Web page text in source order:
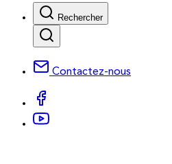
Rechercher
Contactez-nous